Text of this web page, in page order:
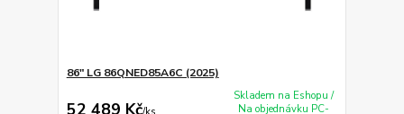
86" LG 86QNED85A6C (2025)
52 489 Kč/ks
Skladem na Eshopu /
Na objednávku PC-